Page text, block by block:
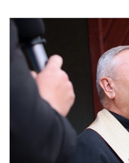
остался недоделанным:
надписи с именем,
портретом. Как пишет
что мастера […]